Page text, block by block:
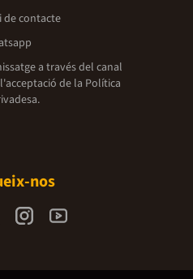
de contacte
a través del canal
de la Política
nos